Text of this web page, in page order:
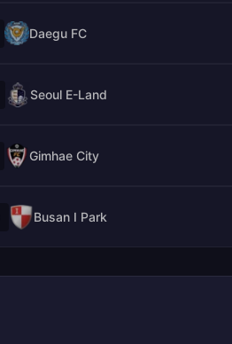
Daegu FC
Seoul E-Land
Gimhae City
Busan I Park